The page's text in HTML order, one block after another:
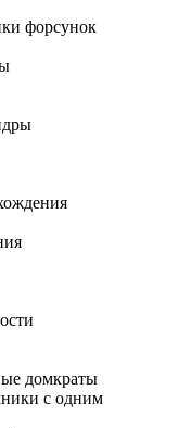
форсунок
домкраты
с одним